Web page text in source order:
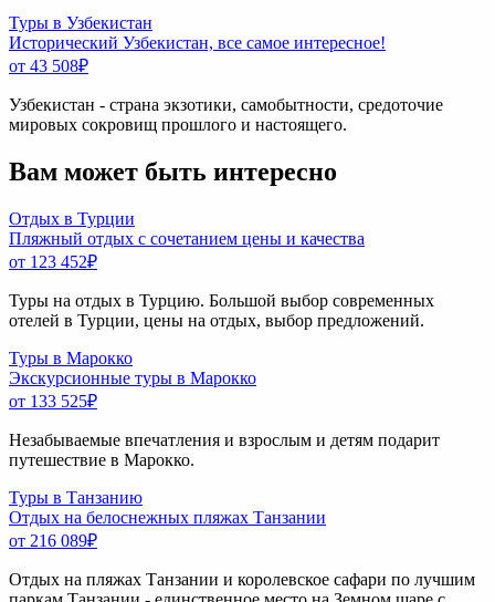
Туры в Узбекистан
Исторический Узбекистан, все самое интересное!
от 43 508₽
Узбекистан - страна экзотики, самобытности, средоточие
мировых сокровищ прошлого и настоящего.
Вам может быть интересно
Отдых в Турции
Пляжный отдых с сочетанием цены и качества
от 123 452₽
Туры на отдых в Турцию. Большой выбор современных
отелей в Турции, цены на отдых, выбор предложений.
Туры в Марокко
Экскурсионные туры в Марокко
от 133 525₽
Незабываемые впечатления и взрослым и детям подарит
путешествие в Марокко.
Туры в Танзанию
Отдых на белоснежных пляжах Танзании
от 216 089₽
Отдых на пляжах Танзании и королевское сафари по лучшим